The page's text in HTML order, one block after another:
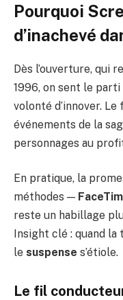
Pourquoi
d’inachevé
Dès l’ouverture, qui
1996, on sent le
volonté d’innover.
événements de la
personnages au
En pratique, la
méthodes —
reste un habillage
Insight clé : quand
le suspense s’étiole.
Le fil